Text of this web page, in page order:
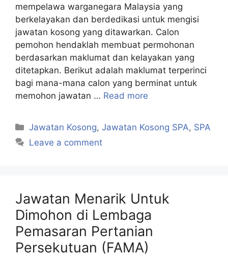
mempelawa warganegara Malaysia yang
berkelayakan dan berdedikasi untuk mengisi
jawatan kosong yang ditawarkan. Calon
pemohon hendaklah membuat permohonan
berdasarkan maklumat dan kelayakan yang
ditetapkan. Berikut adalah maklumat terperinci
bagi mana-mana calon yang berminat untuk
memohon jawatan … Read more
Categories
Jawatan Kosong,Jawatan Kosong SPA, SPA
Leave a comment
Jawatan Menarik Untuk
Dimohon di Lembaga
Pemasaran Pertanian
Persekutuan (FAMA)